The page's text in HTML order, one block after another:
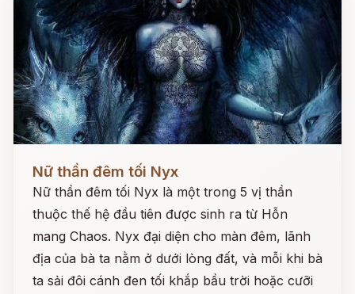
Nữ thần đêm tối Nyx
Nữ thần đêm tối Nyx là một trong 5 vị thần
thuộc thế hệ đầu tiên được sinh ra từ Hỗn
mang Chaos. Nyx đại diện cho màn đêm, lãnh
địa của bà ta nằm ở dưới lòng đất, và mỗi khi bà
ta sải đôi cánh đen tối khắp bầu trời hoặc cưỡi